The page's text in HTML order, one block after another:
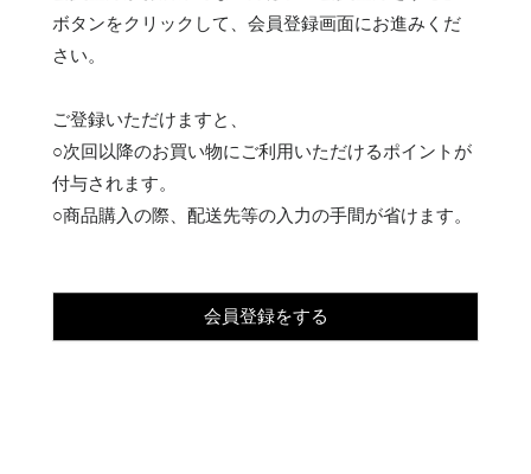
ボタンをクリックして、会員登録画面にお進みくだ
さい。
ご登録いただけますと、
○次回以降のお買い物にご利用いただけるポイントが
付与されます。
○商品購入の際、配送先等の入力の手間が省けます。
会員登録をする